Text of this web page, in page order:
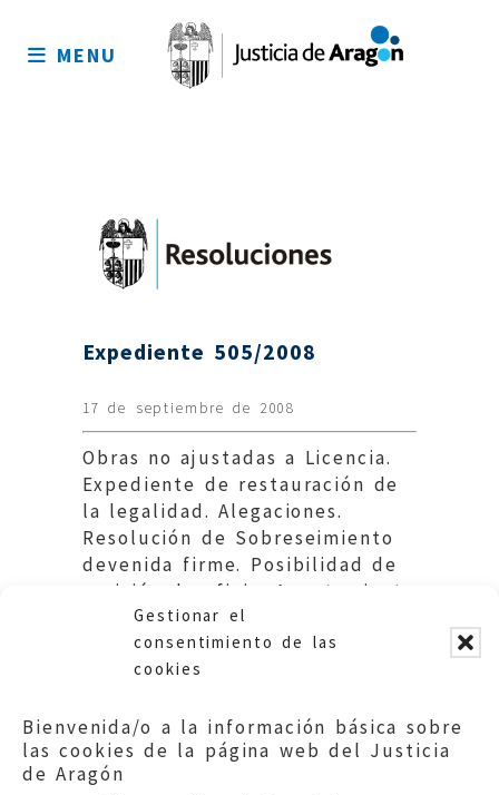
Gestionar el
consentimiento de las
cookies
Bienvenida/o a la información básica sobre
las cookies de la página web del Justicia
de Aragón
sitio
MENU
Expediente 505/2008
17 de septiembre de 2008
Obras no ajustadas a Licencia.
Expediente de restauración de
la legalidad. Alegaciones.
Resolución de Sobreseimiento
devenida firme. Posibilidad de
revisión de oficio. Ayuntamiento
de Calatayud